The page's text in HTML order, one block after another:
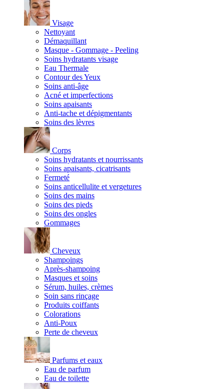
Visage
Nettoyant
Démaquillant
Masque - Gommage - Peeling
Soins hydratants visage
Eau Thermale
Contour des Yeux
Soins anti-âge
Acné et imperfections
Soins apaisants
Anti-tache et dépigmentants
Soins des lèvres
Corps
Soins hydratants et nourrissants
Soins apaisants, cicatrisants
Fermeté
Soins anticellulite et vergetures
Soins des mains
Soins des pieds
Soins des ongles
Gommages
Cheveux
Shampoings
Après-shampoing
Masques et soins
Sérum, huiles, crèmes
Soin sans rinçage
Produits coiffants
Colorations
Anti-Poux
Perte de cheveux
Parfums et eaux
Eau de parfum
Eau de toilette